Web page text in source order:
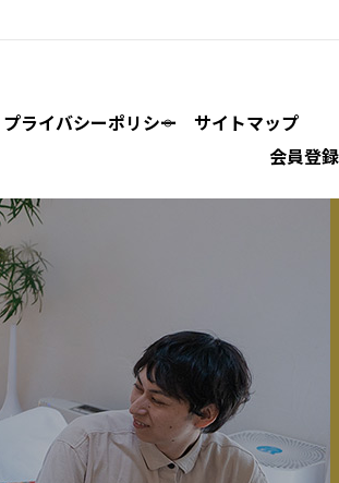
プライバシーポリシー
サイトマップ
会員登録